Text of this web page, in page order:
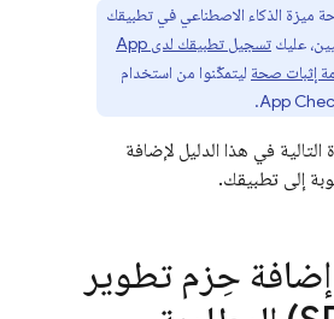
ميزة الذكاء الاصطناعي في تطبيقك
عليك تسجيل تطبيقك لدى App
إثبات صحة ليتمكّنوا من استخدام
App
.
التالية في هذا الدليل لإضافة
حِزم تطوير